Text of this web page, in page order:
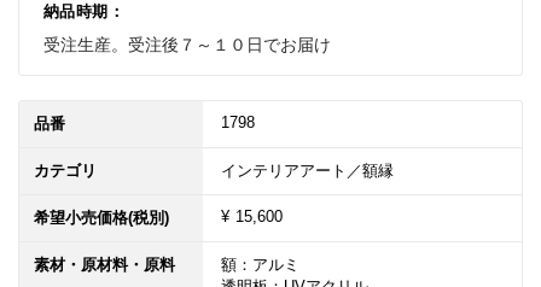
納品時期：
受注生産。受注後７～１０日でお届け
品番 1798
カテゴリ インテリアアート／額縁
希望小売価格(税別) ¥ 15,600
素材・原材料・原料
額：アルミ